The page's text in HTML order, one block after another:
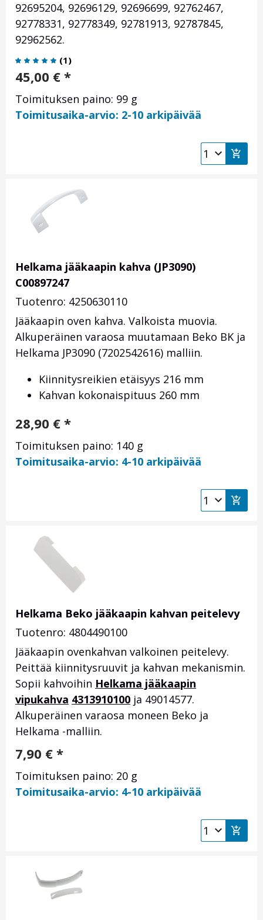
92695204, 92696129, 92696699, 92762467,
92778331, 92778349, 92781913, 92787845,
92962562.
(1)
45,00 € *
Toimituksen paino: 99 g
Toimitusaika-arvio: 2-10 arkipäivää
Helkama jääkaapin kahva (JP3090)
C00897247
Tuotenro: 4250630110
Jääkaapin oven kahva. Valkoista muovia.
Alkuperäinen varaosa muutamaan Beko BK ja
Helkama JP3090 (7202542616) malliin.
Kiinnitysreikien etäisyys 216 mm
Kahvan kokonaispituus 260 mm
28,90 € *
Toimituksen paino: 140 g
Toimitusaika-arvio: 4-10 arkipäivää
Helkama Beko jääkaapin kahvan peitelevy
Tuotenro: 4804490100
Jääkaapin ovenkahvan valkoinen peitelevy.
Peittää kiinnitysruuvit ja kahvan mekanismin.
Sopii kahvoihin Helkama jääkaapin
vipukahva 4313910100 ja 49014577.
Alkuperäinen varaosa moneen Beko ja
Helkama -malliin.
7,90 € *
Toimituksen paino: 20 g
Toimitusaika-arvio: 4-10 arkipäivää